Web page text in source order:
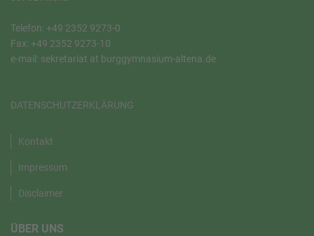
Telefon: +49 2352 9273-0
Fax: +49 2352 9273-10
e-mail: sekretariat at burggymnasium-altena.de
DATENSCHUTZERKLÄRUNG
Kontakt
Impressum
Disclaimer
ÜBER UNS